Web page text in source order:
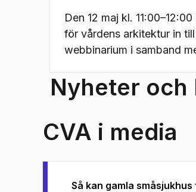
Den 12 maj kl.
för vårdens arkitektur in
webbinarium i samband
utemiljöer vid
synergieffekter och
mellan CVA och PTS.
Nyheter och
CVA i media
Så kan gamla